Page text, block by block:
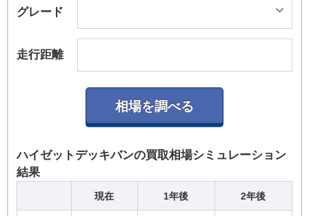
グレード
走行距離
ハイゼットデッキバンの買取相場シミュレーション
結果
現在 1年後 2年後